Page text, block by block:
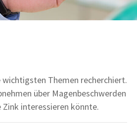
wichtigsten Themen recherchiert.
über Magenbeschwerden
Zink interessieren könnte.